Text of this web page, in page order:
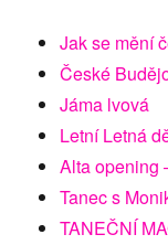
Jak se mění
České
Jáma lvová
Letní Letná
Alta opening
Tanec s
TANEČNÍ